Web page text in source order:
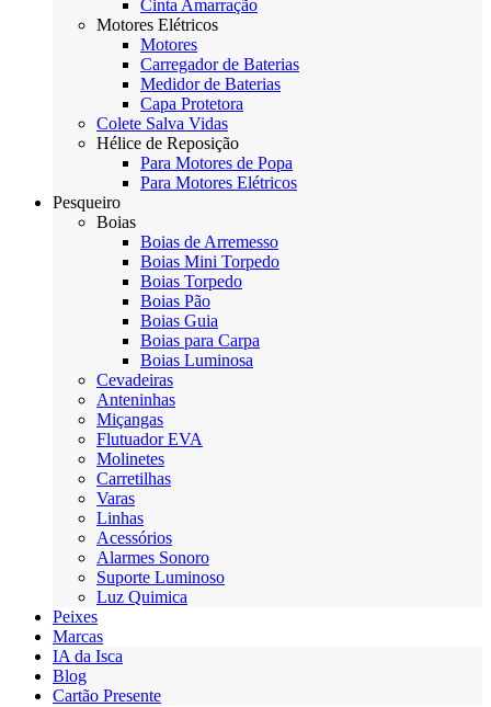
Cinta Amarração
Motores Elétricos
Motores
Carregador de Baterias
Medidor de Baterias
Capa Protetora
Colete Salva Vidas
Hélice de Reposição
Para Motores de Popa
Para Motores Elétricos
Pesqueiro
Boias
Boias de Arremesso
Boias Mini Torpedo
Boias Torpedo
Boias Pão
Boias Guia
Boias para Carpa
Boias Luminosa
Cevadeiras
Anteninhas
Miçangas
Flutuador EVA
Molinetes
Carretilhas
Varas
Linhas
Acessórios
Alarmes Sonoro
Suporte Luminoso
Luz Quimica
Peixes
Marcas
IA da Isca
Blog
Cartão Presente